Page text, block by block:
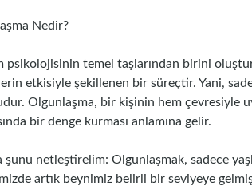
Nedir?
psikolojisinin temel taşlarından birini
etkisiyle şekillenen bir süreçtir. Yani,
Olgunlaşma, bir kişinin hem çevresiyle
bir denge kurması anlamına gelir.
şunu netleştirelim: Olgunlaşmak, sadece
artık beynimiz belirli bir seviyeye